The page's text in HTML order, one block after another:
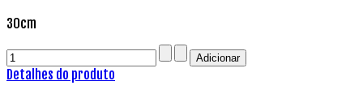
30cm
Detalhes do produto